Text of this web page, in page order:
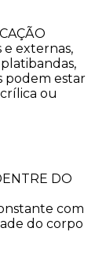
e externas,
podem estar
ou
DO
com
do corpo